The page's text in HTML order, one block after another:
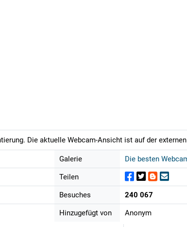
Die aktuelle Webcam-Ansicht ist auf der
Galerie Die besten
Teilen
Besuches 240 067
Hinzugefügt von Anonym